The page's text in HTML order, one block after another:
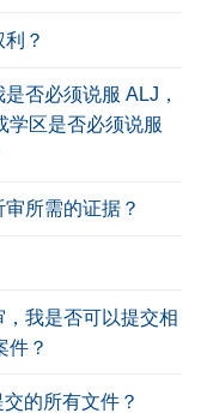
？
否必须说服 ALJ，
学区是否必须说服
所需的证据？
我是否可以提交相
件？
的所有文件？